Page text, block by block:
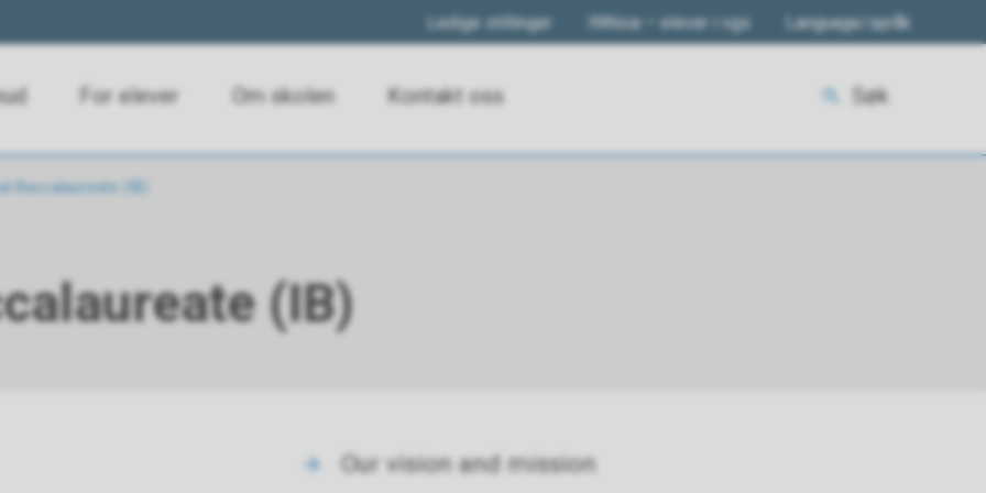
Ledige stillinger INNsia – elever i vgs Language/språk
For elever Om skolen Kontakt oss Søk
Baccalaureate (IB)
(IB)
Our vision and mission